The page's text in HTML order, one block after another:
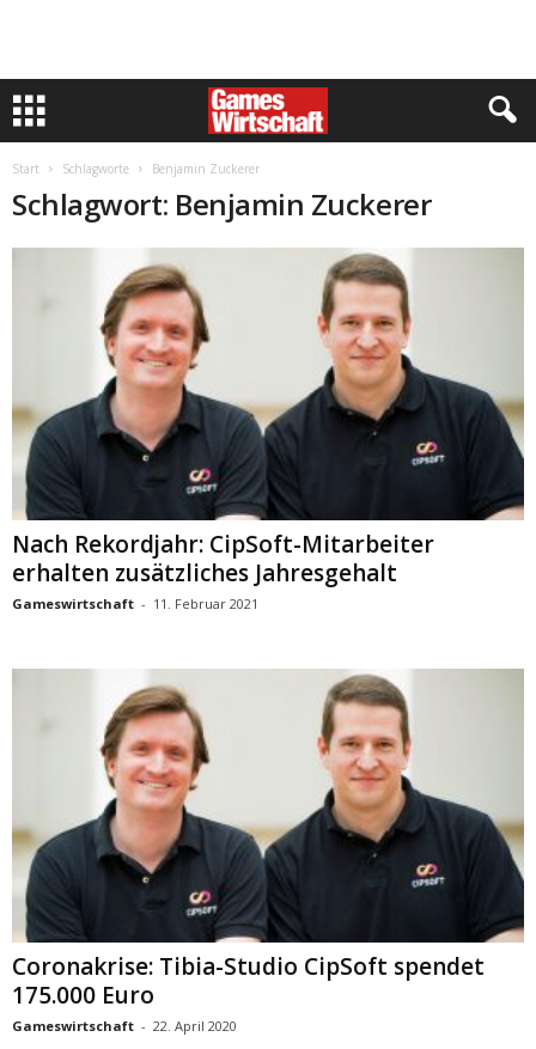
Start Schlagworte Benjamin Zuckerer
Schlagwort: Benjamin Zuckerer
Nach Rekordjahr: CipSoft-Mitarbeiter
erhalten zusätzliches Jahresgehalt
Gameswirtschaft - 11. Februar 2021
Coronakrise: Tibia-Studio CipSoft spendet
175.000 Euro
Gameswirtschaft - 22. April 2020